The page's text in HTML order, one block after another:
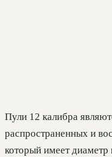
Пули 12 калибра
распространенных и
который имеет